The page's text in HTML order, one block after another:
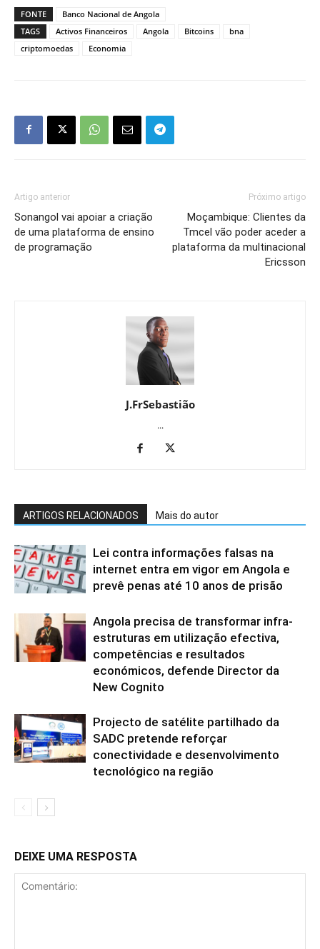
FONTE
Banco Nacional de Angola
TAGS
Activos Financeiros Angola Bitcoins
bna
criptomoedas
Economia
Artigo anterior
Sonangol vai apoiar a criação
de uma plataforma de ensino
de programação
Próximo artigo
Moçambique: Clientes da
Tmcel vão poder aceder a
plataforma da multinacional
Ericsson
J.FrSebastião
...
ARTIGOS RELACIONADOS Mais do autor
Lei contra informações falsas na
internet entra em vigor em Angola e
prevê penas até 10 anos de prisão
Angola precisa de transformar infra-
estruturas em utilização efectiva,
competências e resultados
económicos, defende Director da
New Cognito
Projecto de satélite partilhado da
SADC pretende reforçar
conectividade e desenvolvimento
tecnológico na região
DEIXE UMA RESPOSTA